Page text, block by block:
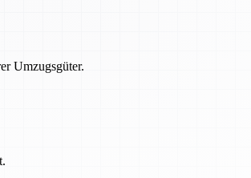
Umzugsgüter.